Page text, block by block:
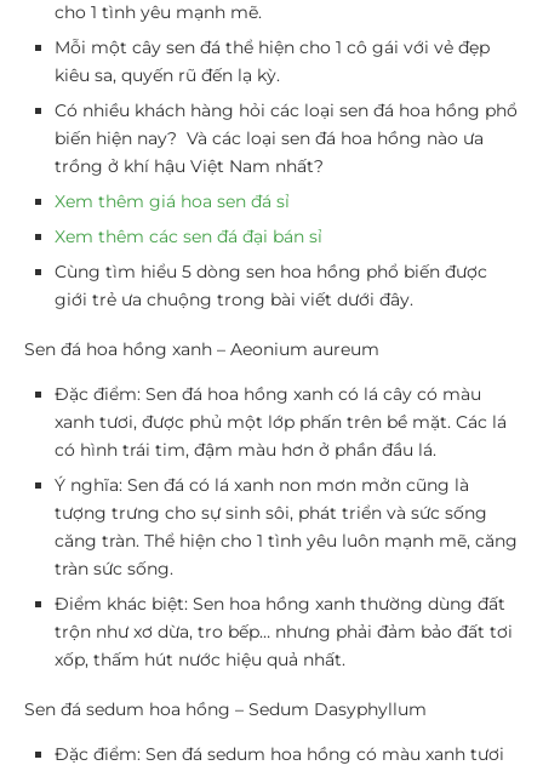
cho 1 tình yêu mạnh mẽ.
Mỗi một cây sen đá thể hiện cho 1 cô gái với vẻ đẹp
kiêu sa, quyến rũ đến lạ kỳ.
Có nhiều khách hàng hỏi các loại sen đá hoa hồng phổ
biến hiện nay? Và các loại sen đá hoa hồng nào ưa
trồng ở khí hậu Việt Nam nhất?
Xem thêm giá hoa sen đá sỉ
Xem thêm các sen đá đại bán sỉ
Cùng tìm hiểu 5 dòng sen hoa hồng phổ biến được
giới trẻ ưa chuộng trong bài viết dưới đây.
Sen đá hoa hồng xanh – Aeonium aureum
Đặc điểm: Sen đá hoa hồng xanh có lá cây có màu
xanh tươi, được phủ một lớp phấn trên bề mặt. Các lá
có hình trái tim, đậm màu hơn ở phần đầu lá.
Ý nghĩa: Sen đá có lá xanh non mơn mởn cũng là
tượng trưng cho sự sinh sôi, phát triển và sức sống
căng tràn. Thể hiện cho 1 tình yêu luôn mạnh mẽ, căng
tràn sức sống.
Điểm khác biệt: Sen hoa hồng xanh thường dùng đất
trộn như xơ dừa, tro bếp… nhưng phải đảm bảo đất tơi
xốp, thấm hút nước hiệu quả nhất.
Sen đá sedum hoa hồng – Sedum Dasyphyllum
Đặc điểm: Sen đá sedum hoa hồng có màu xanh tươi